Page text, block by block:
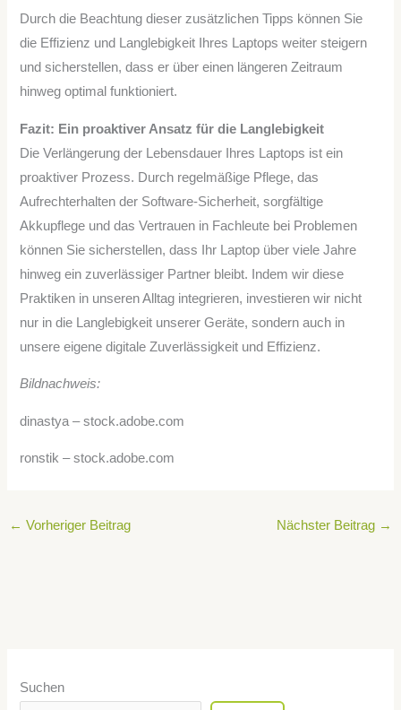
Durch die Beachtung dieser zusätzlichen Tipps können Sie
die Effizienz und Langlebigkeit Ihres Laptops weiter steigern
und sicherstellen, dass er über einen längeren Zeitraum
hinweg optimal funktioniert.
Fazit: Ein proaktiver Ansatz für die Langlebigkeit
Die Verlängerung der Lebensdauer Ihres Laptops ist ein
proaktiver Prozess. Durch regelmäßige Pflege, das
Aufrechterhalten der Software-Sicherheit, sorgfältige
Akkupflege und das Vertrauen in Fachleute bei Problemen
können Sie sicherstellen, dass Ihr Laptop über viele Jahre
hinweg ein zuverlässiger Partner bleibt. Indem wir diese
Praktiken in unseren Alltag integrieren, investieren wir nicht
nur in die Langlebigkeit unserer Geräte, sondern auch in
unsere eigene digitale Zuverlässigkeit und Effizienz.
Bildnachweis:
dinastya – stock.adobe.com
ronstik – stock.adobe.com
← Vorheriger Beitrag Nächster Beitrag →
Suchen